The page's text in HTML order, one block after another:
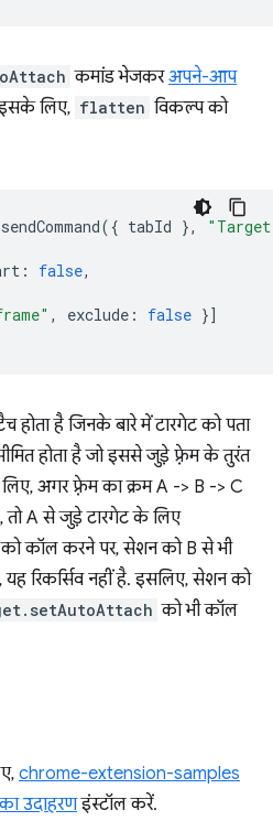
कमांड भेजकरअपने-आप
लिए, flatten विकल्प को
sendCommand({ tabId },
: false,
, exclude : false }]
है जिनके बारे में टारगेट को पता
होता है जो इससे जुड़े फ़्रेम के तुरंत
अगर फ़्रेम का क्रम A -> B -> C
तो A से जुड़े टारगेट के लिए
को कॉल करने पर, सेशन को B से भी
रिकर्सिव नहीं है. इसलिए, सेशन को
को भी कॉल
chrome-extension-samples
उदाहरणइंस्टॉल करें.